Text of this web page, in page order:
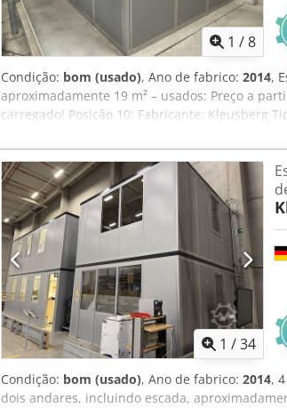
1 /8
Condição: bom (usado), Ano de fabrico: 2014,
aproximadamente 19 m² – usados: Preço a
carregado! Posição 10: Fabricante: Kleusberg
desconhecido, provavelmente 2014 Telhado
Largura do módulo: aproximadamente 1,03 m
Profundidade: aproximadamente 3,64 m (3
Todos os escritórios são fechados em três
Inclui iluminação, etc., se disponível Sem piso
de aproximadamente o 4.º trimestre de 2026
1 /34
Condição: bom (usado), Ano de fabrico: 2014,
dois andares, incluindo escada,